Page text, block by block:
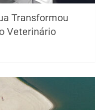
Transformou
Veterinário